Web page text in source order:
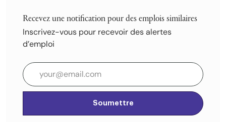
Recevez une notification pour des emplois similaires
Inscrivez-vous pour recevoir des alertes
d’emploi
Entrez l’adresse e-mail (obligatoire)
Soumettre